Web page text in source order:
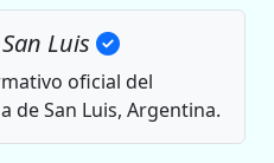
Luis
oficial del
de San Luis, Argentina.